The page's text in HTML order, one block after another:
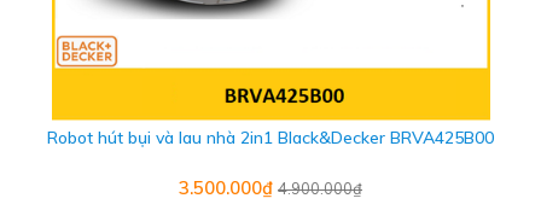
Robot hút bụi và lau nhà 2in1 Black&Decker BRVA425B00
3.500.000₫ 4.900.000₫